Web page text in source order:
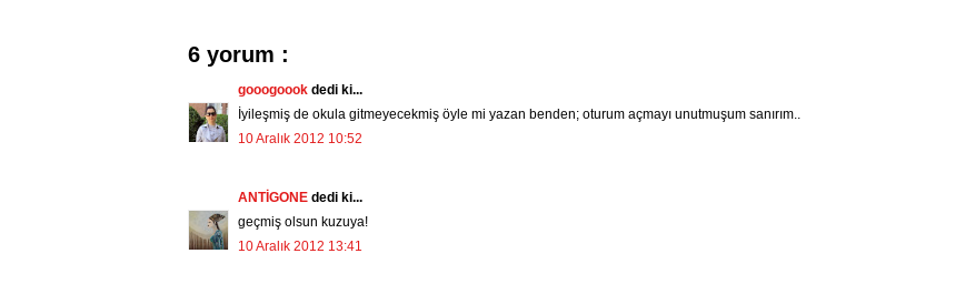
6 yorum :
gooogoook dedi ki...
İyileşmiş de okula gitmeyecekmiş öyle mi yazan benden; oturum açmayı unutmuşum sanırım..
10 Aralık 2012 10:52
ANTİGONE dedi ki...
geçmiş olsun kuzuya!
10 Aralık 2012 13:41